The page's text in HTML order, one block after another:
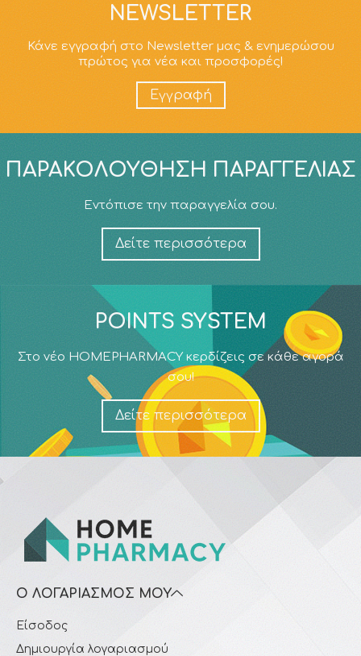
NEWSLETTER
Κάνε εγγραφή στο Newsletter μας & ενημερώσου
πρώτος για νέα και προσφορές!
Εγγραφή
ΠΑΡΑΚΟΛΟΎΘΗΣΗ ΠΑΡΑΓΓΕΛΊΑΣ
Εντόπισε την παραγγελία σου.
Δείτε περισσότερα
POINTS SYSTEM
Στο νέο HOMEPHARMACY κερδίζεις σε κάθε αγορά
σου!
Δείτε περισσότερα
Ο ΛΟΓΑΡΙΑΣΜΌΣ ΜΟΥ
Είσοδος
Δημιουργία λογαριασμού